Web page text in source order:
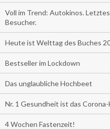
Voll im Trend: Autokinos.
Besucher.
Heute ist Welttag des Buches
Bestseller im Lockdown
Das unglaubliche Hochbeet
Nr. 1 Gesundheit ist das
4 Wochen Fastenzeit!